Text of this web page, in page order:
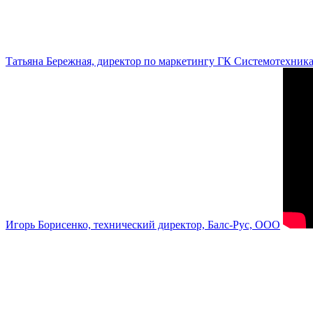
Татьяна Бережная, директор по маркетингу ГК Системотехника
Игорь Борисенко, технический директор, Балс-Рус, ООО